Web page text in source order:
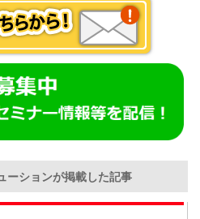
ーションが掲載した記事